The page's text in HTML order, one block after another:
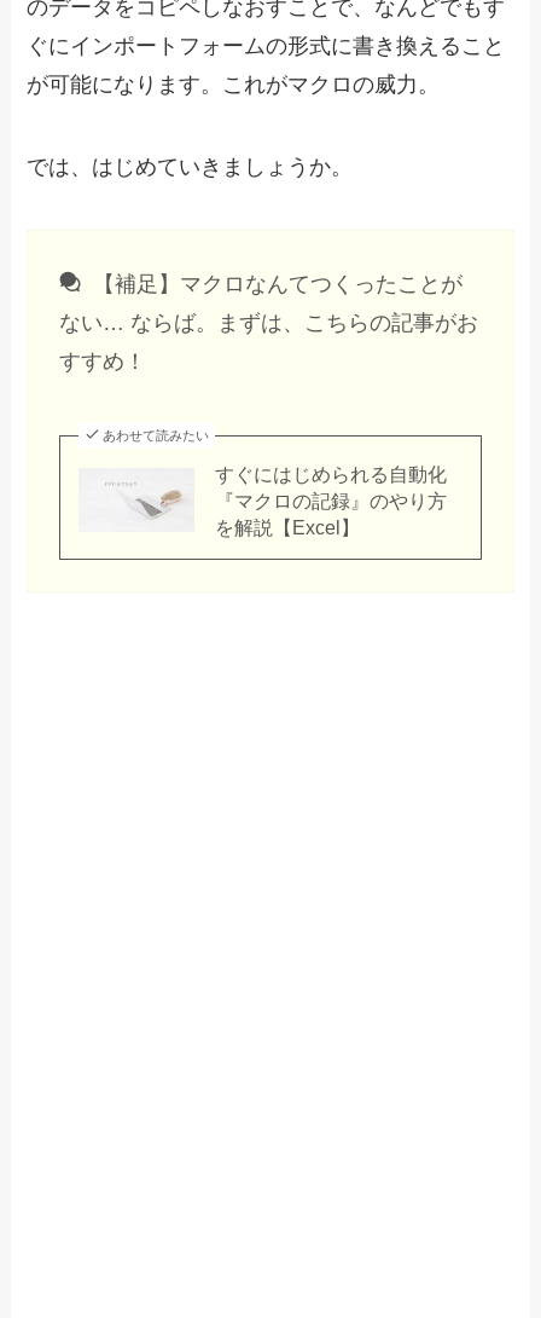
のデータをコピペしなおすことで、なんどでもす
ぐにインポートフォームの形式に書き換えること
が可能になります。これがマクロの威力。
では、はじめていきましょうか。
【補足】マクロなんてつくったことが
ない… ならば。まずは、こちらの記事がお
すすめ！
あわせて読みたい
すぐにはじめられる自動化
『マクロの記録』のやり方
を解説【Excel】